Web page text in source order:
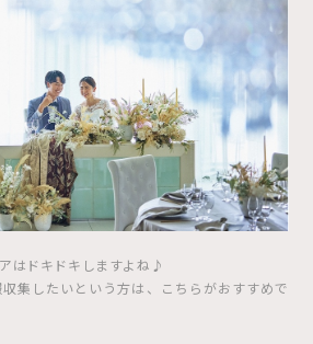
はドキドキしますよね♪
集したいという方は、こちらがおすすめで